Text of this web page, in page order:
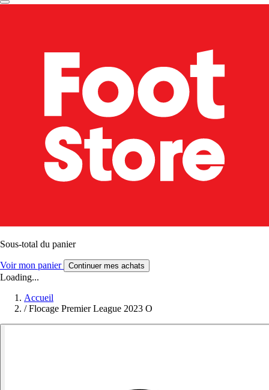
Sous-total du panier
Voir mon panier Continuer mes achats
Loading...
Accueil
/ Flocage Premier League 2023 O